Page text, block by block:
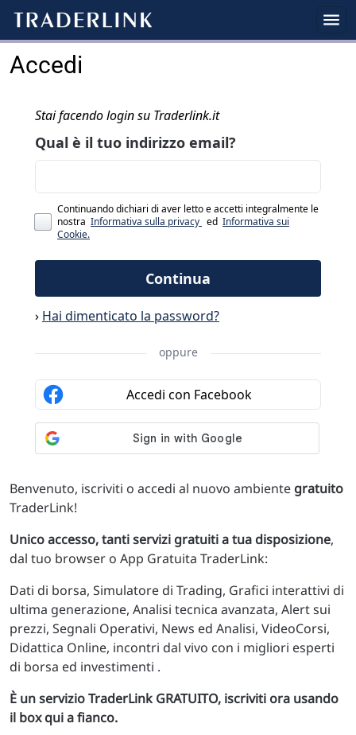
Accedi
Benvenuto, iscriviti o accedi al nuovo ambiente gratuito
TraderLink!
Unico accesso, tanti servizi gratuiti a tua disposizione,
dal tuo browser o App Gratuita TraderLink:
Dati di borsa, Simulatore di Trading, Grafici interattivi di
ultima generazione, Analisi tecnica avanzata, Alert sui
prezzi, Segnali Operativi, News ed Analisi, VideoCorsi,
Didattica Online, incontri dal vivo con i migliori esperti
di borsa ed investimenti .
È un servizio TraderLink GRATUITO, iscriviti ora usando
il box qui a fianco.